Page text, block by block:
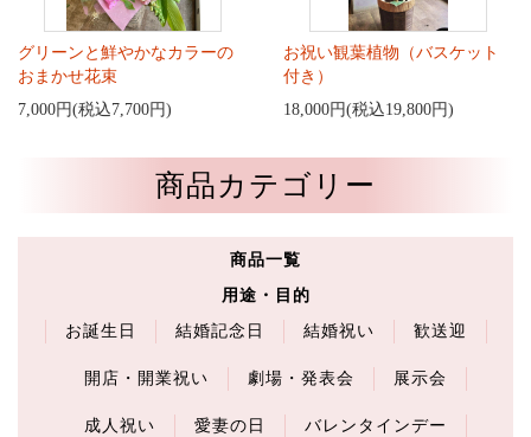
グリーンと鮮やかなカラーの
おまかせ花束
7,000円(税込7,700円)
お祝い観葉植物（バスケット
付き）
18,000円(税込19,800円)
商品カテゴリー
商品一覧
用途・目的
お誕生日
結婚記念日 結婚祝い 歓送迎
開店・開業祝い 劇場・発表会 展示会
成人祝い 愛妻の日 バレンタインデー